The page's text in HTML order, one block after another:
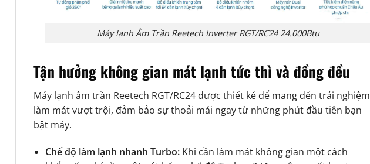
Máy lạnh Âm Trần Reetech Inverter RGT/RC24 24.000Btu
Tận hưởng không gian mát lạnh tức thì và đồng đều
Máy lạnh âm trần Reetech RGT/RC24 được thiết kế để mang đến trải nghiệm
làm mát vượt trội, đảm bảo sự thoải mái ngay từ những phút đầu tiên bạn
bật máy.
Chế độ làm lạnh nhanh Turbo: Khi cần làm mát không gian một cách